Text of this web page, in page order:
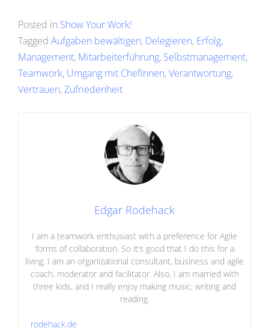
Posted in Show Your Work!
Tagged Aufgaben bewältigen, Delegieren, Erfolg,
Management, Mitarbeiterführung, Selbstmanagement,
Teamwork, Umgang mit ChefInnen,Verantwortung,
Vertrauen,Zufriedenheit
Edgar Rodehack
I am a teamwork enthusiast with a preference for Agile
forms of collaboration. So it’s good that I do this for a
living. I am an organizational consultant, business and agile
coach, moderator and facilitator. Also, I am married with
three kids, and I really enjoy making music, writing and
reading.
rodehack.de